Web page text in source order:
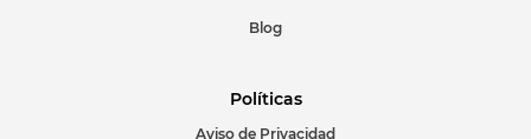
Blog
Políticas
Aviso de Privacidad